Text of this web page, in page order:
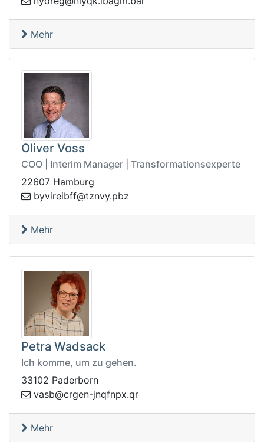
Mehr
Oliver Voss
COO | Interim Manager | Transformationsexperte
22607 Hamburg
zbp.yvnz
t@ffbierivyb
Mehr
Petra Wadsack
Ich komme, um zu gehen.
33102 Paderborn
rq.xpnfqnj-negrc@
bsav
Mehr